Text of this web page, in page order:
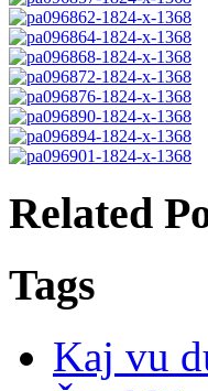
Related
Tags
Kaj vu